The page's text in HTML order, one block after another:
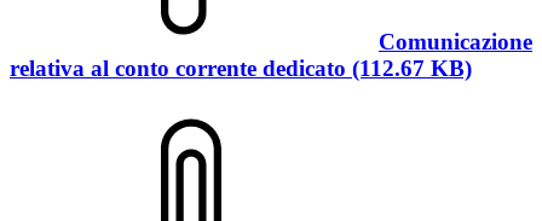
Comunicazione
relativa al conto corrente dedicato (112.67 KB)